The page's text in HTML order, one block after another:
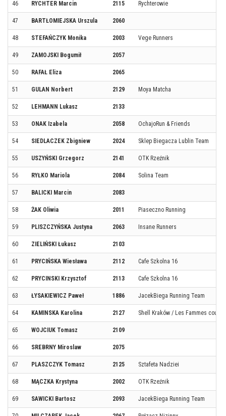
46 RYCHTER Marcin 2115 Rychterowie
47 BARTŁOMIEJSKA Urszula 2060
48 STEFAŃCZYK Monika 2003 Vege Runners
49 ZAMOJSKI Bogumił 2057
50 RAFAŁ Eliza 2065
51 GULAN Norbert 2129 Moya Matcha
52 LEHMANN Lukasz 2133
53 ONAK Izabela 2058 OchajoRun & Friends
54 SIEDLACZEK Zbigniew 2024 Sklep Biegacza Lublin Team
55 USZYŃSKI Grzegorz 2141 OTK Rzeźnik
56 RYŁKO Mariola 2084 Solina Team
57 BALICKI Marcin 2083
58 ŻAK Oliwia 2011 Piaseczno Running
59 PLISZCZYŃSKA Justyna 2063 Insane Runners
60 ZIELIŃSKI Łukasz 2103
61 PRYCIŃSKA Wiesława 2112 Cafe Szkolna 16
62 PRYCINSKI Krzysztof 2113 Cafe Szkolna 16
63 ŁYSAKIEWICZ Paweł 1886 JacekBiega Running Team
64 KAMINSKA Karolina 2127 Shell Kraków / Les Fammes
65 WOJCIUK Tomasz 2109
66 SREBRNY Miroslaw 2075
67 PLASZCZYK Tomasz 2125 Sztafeta Nadziei
68 MĄCZKA Krystyna 2002 OTK Rzeźnik
69 SAWICKI Bartosz 2093 JacekBiega Running Team